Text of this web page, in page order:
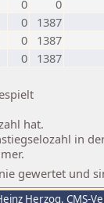
0
0
0
1387
0
1387
0
1387
hat.
in
gewertet und
Herzog, CMS-